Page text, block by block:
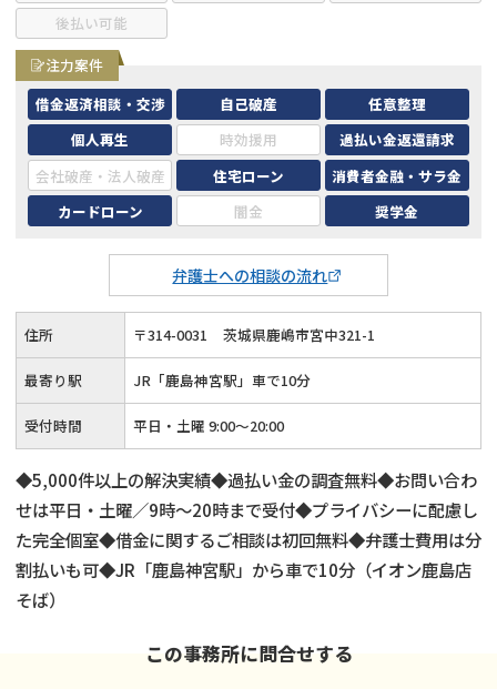
後払い可能
弁護士への相談の流れ
注力案件
借金返済相談・交渉
自己破産
任意整理
個人再生
時効援用
過払い金返還請求
会社破産・法人破産
住宅ローン
消費者金融・サラ金
カードローン
闇金 奨学金
住所 〒314-0031 茨城県鹿嶋市宮中321-1
最寄り駅 JR「鹿島神宮駅」車で10分
受付時間 平日・土曜 9:00～20:00
◆5,000件以上の解決実績◆過払い金の調査無料◆お問い合わ
せは平日・土曜／9時〜20時まで受付◆プライバシーに配慮し
た完全個室◆借金に関するご相談は初回無料◆弁護士費用は分
割払いも可◆JR「鹿島神宮駅」から車で10分（イオン鹿島店
そば）
この事務所に問合せする